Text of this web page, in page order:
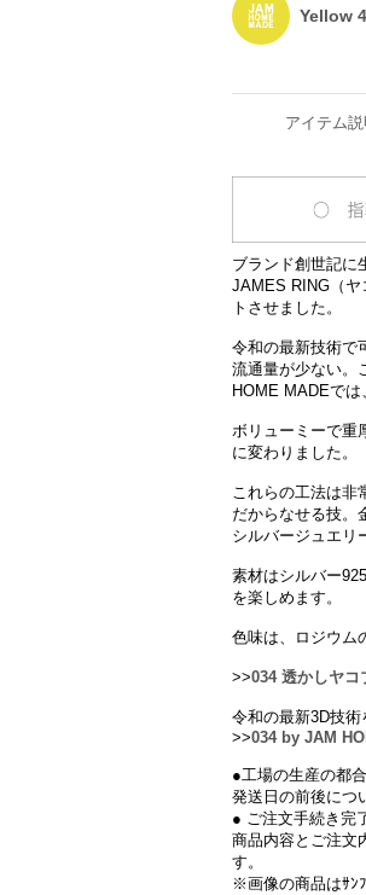
Yellow 4
アイテム説
ブランド創世記に
JAMES RING（ヤ
トさせました。
令和の最新技術で
流通量が少ない。
HOME MADEでは
ボリューミーで重
に変わりました。
これらの工法は非
だからなせる技。
シルバージュエリ
素材はシルバー
を楽しめます。
色味は、ロジウム
>>034 透かしヤコ
令和の最新3D技術
>>034 by JAM
●工場の生産の都
発送日の前後につ
● ご注文手続き完
商品内容とご注文
す。
※画像の商品はｻﾝﾌ